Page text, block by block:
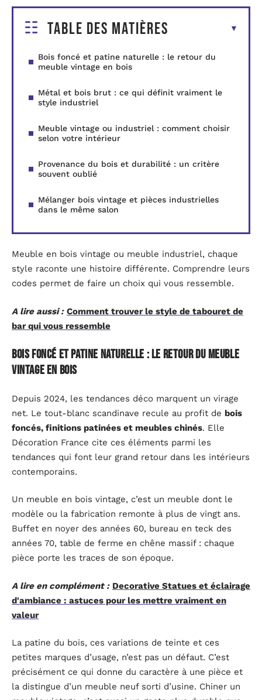
Table des matières
Bois foncé et patine naturelle : le retour du
meuble vintage en bois
Métal et bois brut : ce qui définit vraiment le
style industriel
Meuble vintage ou industriel : comment choisir
selon votre intérieur
Provenance du bois et durabilité : un critère
souvent oublié
Mélanger bois vintage et pièces industrielles
dans le même salon
Meuble en bois vintage ou meuble industriel, chaque
style raconte une histoire différente. Comprendre leurs
codes permet de faire un choix qui vous ressemble.
A lire aussi : Comment trouver le style de tabouret de
bar qui vous ressemble
Bois foncé et patine naturelle : le retour du meuble
vintage en bois
Depuis 2024, les tendances déco marquent un virage
net. Le tout-blanc scandinave recule au profit de bois
foncés, finitions patinées et meubles chinés. Elle
Décoration France cite ces éléments parmi les
tendances qui font leur grand retour dans les intérieurs
contemporains.
Un meuble en bois vintage, c’est un meuble dont le
modèle ou la fabrication remonte à plus de vingt ans.
Buffet en noyer des années 60, bureau en teck des
années 70, table de ferme en chêne massif : chaque
pièce porte les traces de son époque.
A lire en complément : Decorative Statues et éclairage
d'ambiance : astuces pour les mettre vraiment en
valeur
La patine du bois, ces variations de teinte et ces
petites marques d’usage, n’est pas un défaut. C’est
précisément ce qui donne du caractère à une pièce et
la distingue d’un meuble neuf sorti d’usine. Chiner un